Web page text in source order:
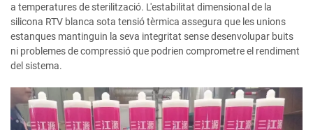
a temperatures de sterilització. L'estabilitat dimensional de la
silicona RTV blanca sota tensió tèrmica assegura que les unions
estanques mantinguin la seva integritat sense desenvolupar buits
ni problemes de compressió que podrien comprometre el rendiment
del sistema.